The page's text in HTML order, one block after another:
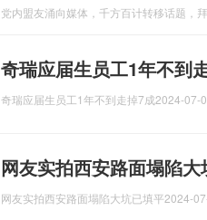
党内盟友涌向媒体，千方百计转移话题，
奇瑞应届生员工1年不到
奇瑞应届生员工1年不到走掉7成2024-07-
网友实拍西安路面塌陷
网友实拍西安路面塌陷大坑已填平2024-